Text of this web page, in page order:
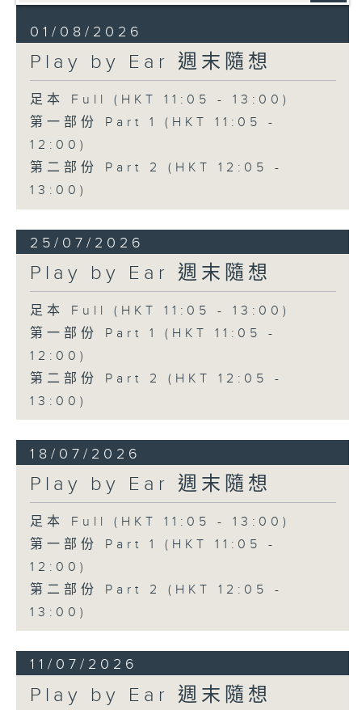
01/08/2026
Play by Ear 週末隨想
足本 Full (HKT 11:05 - 13:00)
第一部份 Part 1 (HKT 11:05 -
12:00)
第二部份 Part 2 (HKT 12:05 -
13:00)
25/07/2026
Play by Ear 週末隨想
足本 Full (HKT 11:05 - 13:00)
第一部份 Part 1 (HKT 11:05 -
12:00)
第二部份 Part 2 (HKT 12:05 -
13:00)
18/07/2026
Play by Ear 週末隨想
足本 Full (HKT 11:05 - 13:00)
第一部份 Part 1 (HKT 11:05 -
12:00)
第二部份 Part 2 (HKT 12:05 -
13:00)
11/07/2026
Play by Ear 週末隨想